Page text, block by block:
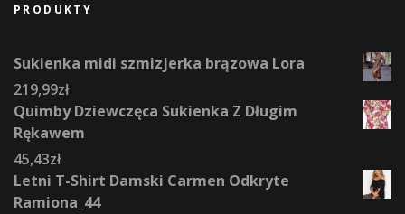
PRODUKTY
Sukienka midi szmizjerka brązowa Lora
219,99zł
Quimby Dziewczęca Sukienka Z Długim
Rękawem
45,43zł
Letni T-Shirt Damski Carmen Odkryte
Ramiona_44